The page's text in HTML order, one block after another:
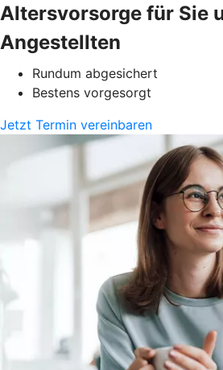
Altersvorsorge für Sie
Angestellten
Rundum abgesichert
Bestens vorgesorgt
Jetzt Termin vereinbaren